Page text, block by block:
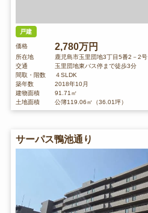
戸建
価格 2,780万円
所在地
鹿児島市玉里団地3丁目5番2－2号
交通
玉里団地東バス停まで徒歩3分
間取・階数
４SLDK
築年数
2018年10月
建物面積
91.71㎡
土地面積
公簿119.06㎡（36.01坪）
サーパス鴨池通り